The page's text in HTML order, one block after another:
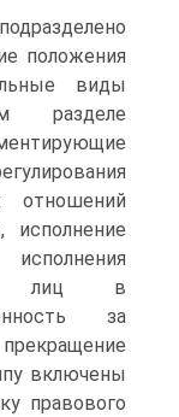
положения
виды
разделе
отношений
исполнение
лиц в
за
включены
правового